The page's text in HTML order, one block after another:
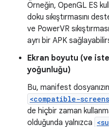
Örneğin, OpenGL ES
doku sıkıştırmasını
ve PowerVR
ayrı bir APK
Ekran boyutu (ve
yoğunluğu)
Bu, manifest dosyanızın
<compatible-
de hiçbir zaman
olduğunda yalnızca